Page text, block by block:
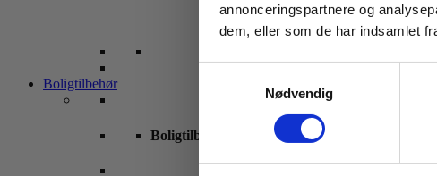
annonceringspartnere og
dem, eller som de har indsamlet
Nødvendig
Boligtilbehør
Boligtilbehør